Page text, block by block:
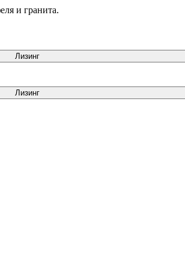
и гранита.
Лизинг
Лизинг